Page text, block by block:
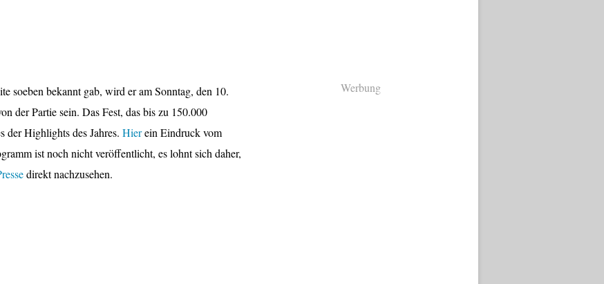
soeben bekannt gab, wird er am Sonntag, den 10.
der Partie sein. Das Fest, das bis zu 150.000
der Highlights des Jahres. Hierein Eindruck vom
ist noch nicht veröffentlicht, es lohnt sich daher,
direkt nachzusehen.
Werbung